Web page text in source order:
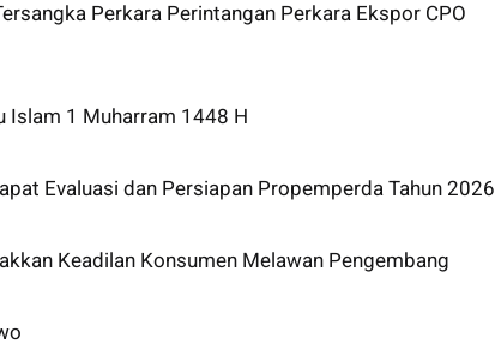
Perkara Perintangan Perkara Ekspor CPO
Islam 1 Muharram 1448 H
Evaluasi dan Persiapan Propemperda Tahun 2026
Keadilan Konsumen Melawan Pengembang